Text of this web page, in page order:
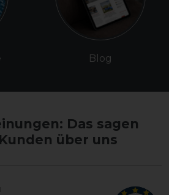
Blog
Das sagen
über uns